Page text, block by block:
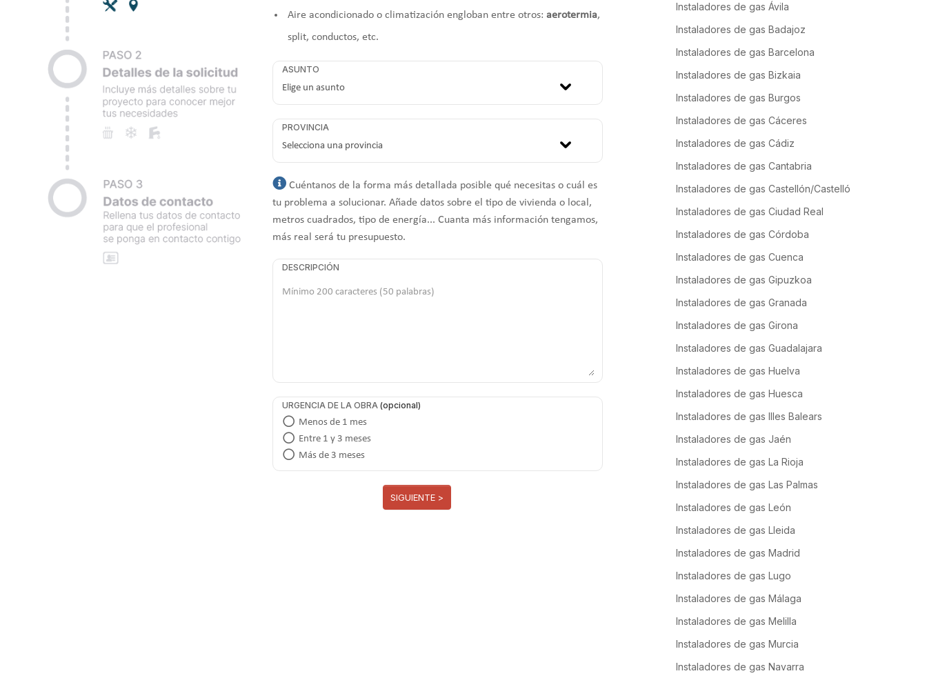
Aire acondicionado o climatización engloban entre otros:aerotermia,
split, conductos, etc.
ASUNTO
PROVINCIA
Cuéntanos de la forma más detallada posible qué necesitas o cuál es
tu problema a solucionar. Añade datos sobre el tipo de vivienda o local,
metros cuadrados, tipo de energía... Cuanta más información tengamos,
más real será tu presupuesto.
DESCRIPCIÓN
URGENCIA DE LA OBRA
Menos de 1 mes
Entre 1 y 3 meses
Más de 3 meses
SIGUIENTE >
Instaladores de gas Ávila
Instaladores de gas Badajoz
Instaladores de gas Barcelona
Instaladores de gas Bizkaia
Instaladores de gas Burgos
Instaladores de gas Cáceres
Instaladores de gas Cádiz
Instaladores de gas Cantabria
Instaladores de gas Castellón/Castelló
Instaladores de gas Ciudad Real
Instaladores de gas Córdoba
Instaladores de gas Cuenca
Instaladores de gas Gipuzkoa
Instaladores de gas Granada
Instaladores de gas Girona
Instaladores de gas Guadalajara
Instaladores de gas Huelva
Instaladores de gas Huesca
Instaladores de gas Illes Balears
Instaladores de gas Jaén
Instaladores de gas La Rioja
Instaladores de gas Las Palmas
Instaladores de gas León
Instaladores de gas Lleida
Instaladores de gas Madrid
Instaladores de gas Lugo
Instaladores de gas Málaga
Instaladores de gas Melilla
Instaladores de gas Murcia
Instaladores de gas Navarra